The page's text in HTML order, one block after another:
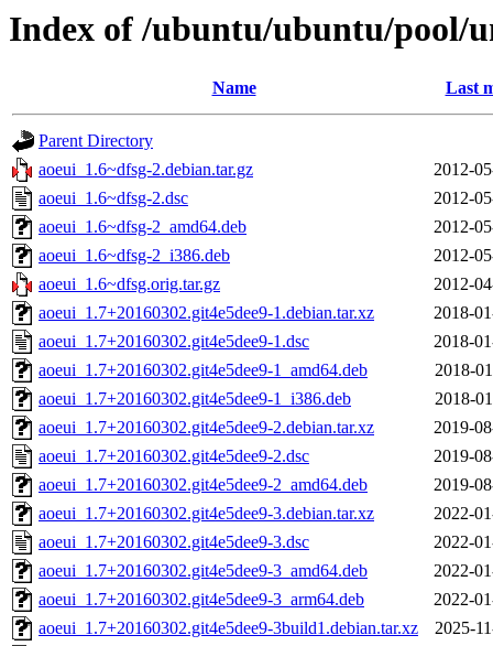
Index of /ubuntu/ubuntu/pool/
Name Last
Parent Directory
aoeui_1.6~dfsg-2.debian.tar.gz
2012-
aoeui_1.6~dfsg-2.dsc
2012-
aoeui_1.6~dfsg-2_amd64.deb
2012-
aoeui_1.6~dfsg-2_i386.deb
2012-
aoeui_1.6~dfsg.orig.tar.gz
2012-
aoeui_1.7+20160302.git4e5dee9-1.debian.tar.xz
2018-
aoeui_1.7+20160302.git4e5dee9-1.dsc
2018-
aoeui_1.7+20160302.git4e5dee9-1_amd64.deb
2018-
aoeui_1.7+20160302.git4e5dee9-1_i386.deb
2018-
aoeui_1.7+20160302.git4e5dee9-2.debian.tar.xz
2019-
aoeui_1.7+20160302.git4e5dee9-2.dsc
2019-
aoeui_1.7+20160302.git4e5dee9-2_amd64.deb
2019-
aoeui_1.7+20160302.git4e5dee9-3.debian.tar.xz
2022-
aoeui_1.7+20160302.git4e5dee9-3.dsc
2022-
aoeui_1.7+20160302.git4e5dee9-3_amd64.deb
2022-
aoeui_1.7+20160302.git4e5dee9-3_arm64.deb
2022-
aoeui_1.7+20160302.git4e5dee9-3build1.debian.tar.xz
2025-